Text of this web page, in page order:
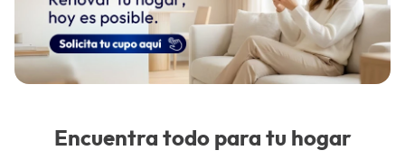
Encuentra todo para tu hogar